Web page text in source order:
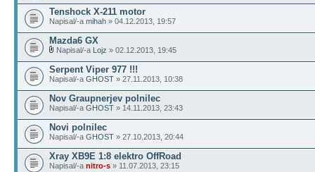
Tenshock X-211 motor
Napisal/-a mihah » 04.12.2013, 19:57
Mazda6 GX
Napisal/-a Lojz » 02.12.2013, 19:45
Serpent Viper 977 !!!
Napisal/-a GHOST » 27.11.2013, 10:38
Nov Graupnerjev polnilec
Napisal/-a GHOST » 14.11.2013, 23:43
Novi polnilec
Napisal/-a GHOST » 27.10.2013, 20:44
Xray XB9E 1:8 elektro OffRoad
Napisal/-a nitro-s » 11.07.2013, 23:15